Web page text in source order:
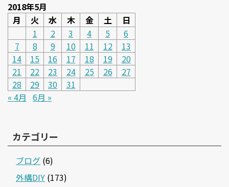
2018年5月
月
火 水 木 金 土
日
1
2 3 4 5
6
7
8 9 10 11 12
13
14
15 16 17 18 19
20
21
22 23 24 25 26
27
28
29 30
31
« 4月 6月 »
カテゴリー
ブログ (6)
外構DIY (173)